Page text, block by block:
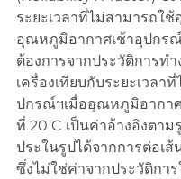
ระยะเวลาที่ไม่สามารถใ
อุณหภูมิอากาศเช้าอุปกร
ต้องการจากประวัติการท
เครื่องเทียบกับระยะเวลา
ปกรณ์ฯเมื่ออุณหภูมิอากา
ที่ 20 C เป็นค่าอ้างอิงตาม
ประในรูปได้จากการต่อเ
ซึ่งไม่ใช่ค่าจากประวัติการ